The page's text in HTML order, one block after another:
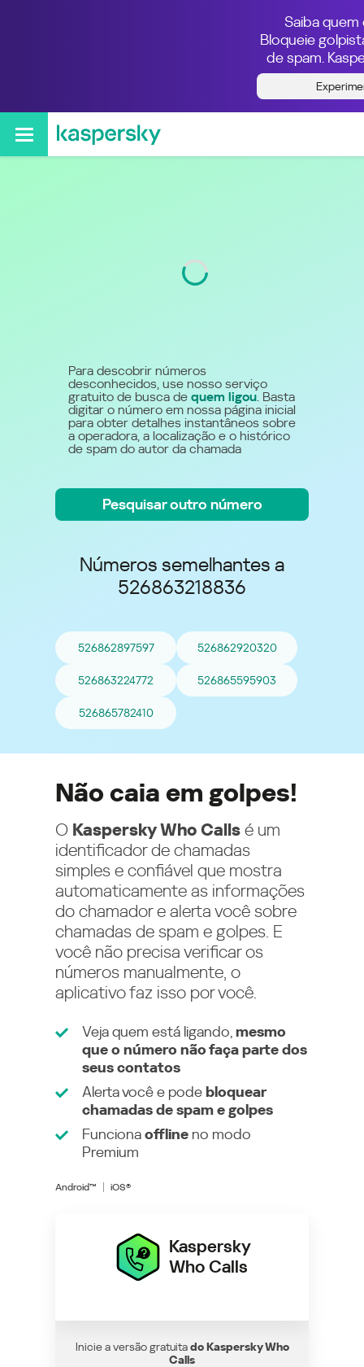
Saiba quem
Bloqueie
de spam.
Quem ligou do número
526863218836
Para descobrir números
desconhecidos, use nosso serviço
gratuito de busca de quem ligou. Basta
digitar o número em nossa página inicial
para obter detalhes instantâneos sobre
a operadora, a localização e o histórico
de spam do autor da chamada
Pesquisar outro número
Números semelhantes a
526863218836
526862897597 526862920320
526863224772 526865595903
526865782410
Não caia em golpes!
O Kaspersky Who Calls é um
identificador de chamadas
simples e confiável que mostra
automaticamente as informações
do chamador e alerta você sobre
chamadas de spam e golpes. E
você não precisa verificar os
números manualmente, o
aplicativo faz isso por você.
Veja quem está ligando, mesmo
que o número não faça parte dos
seus contatos
Alerta você e podebloquear
chamadas de spam e golpes
Funcionaoffline no modo
Premium
Android™ iOS®
Kaspersky
Who Calls
Inicie a versão gratuitado Kaspersky Who
Calls